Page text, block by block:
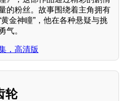
的粉丝。故事围绕着主角拥有
金神瞳”，他在各种悬疑与挑
气。
，高清版
轮